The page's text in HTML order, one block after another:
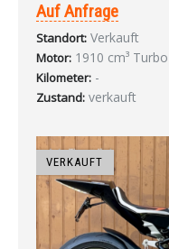
Auf Anfrage
Standort: Verkauft
Motor: 1910 cm³
Kilometer: -
Zustand: verkauft
VERKAUFT